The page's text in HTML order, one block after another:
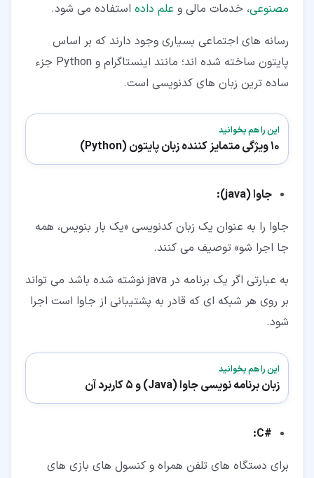
مصنوعی، خدمات مالی و علم داده استفاده می شود.
رسانه های اجتماعی بسیاری وجود دارند که بر اساس
پایتون ساخته شده اند؛ مانند اینستاگرام و Python جزء
ساده ترین زبان های کدنویسی است.
این را هم بخوانید
10 ویژگی متمایز کننده زبان پایتون (Python)
جاوا(java)
:
جاوا را به عنوان یک زبان کدنویسی «یک بار بنویس، همه
جا اجرا شو» توصیف می کنند.
به عبارتی اگر یک برنامه در java نوشته شده باشد می تواند
بر روی هر شبکه ای که قادر به پشتیبانی از جاوا است اجرا
شود.
این را هم بخوانید
زبان برنامه نویسی جاوا (Java) و 5 کاربرد آن
#
C
:
برای دستگاه های تلفن همراه و کنسول های بازی های